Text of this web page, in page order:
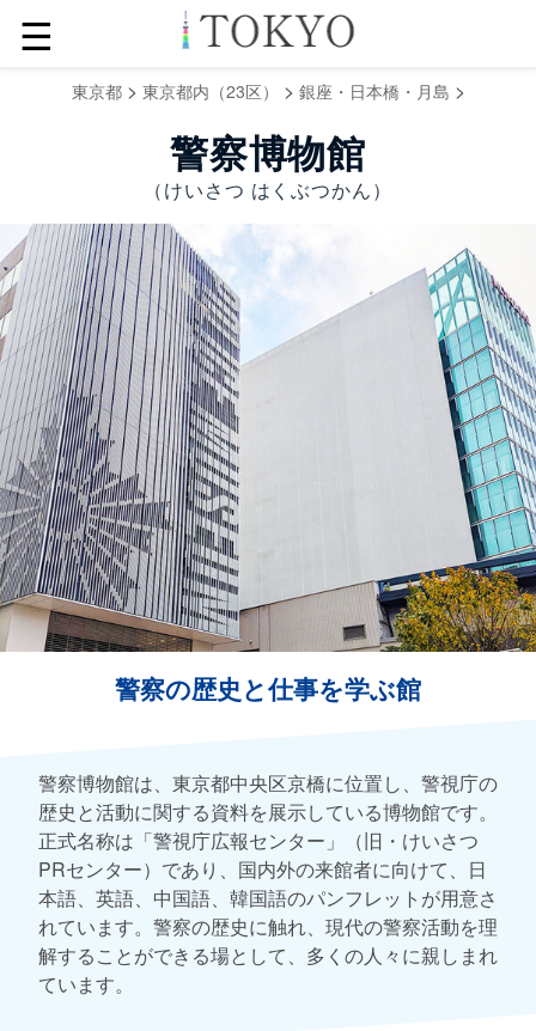
☰
東京都> 東京都内（23区） > 銀座・日本橋・月島 >
警察博物館
（けいさつ はくぶつかん）
警察の歴史と仕事を学ぶ館
警察博物館は、東京都中央区京橋に位置し、警視庁の
歴史と活動に関する資料を展示している博物館です。
正式名称は「警視庁広報センター」（旧・けいさつ
PRセンター）であり、国内外の来館者に向けて、日
本語、英語、中国語、韓国語のパンフレットが用意さ
れています。警察の歴史に触れ、現代の警察活動を理
解することができる場として、多くの人々に親しまれ
ています。